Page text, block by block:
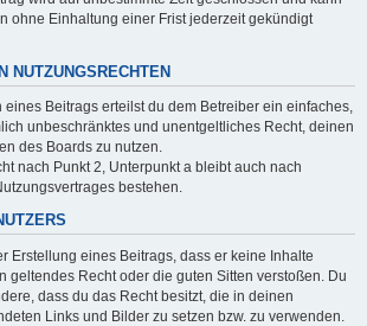
ohne Einhaltung einer Frist jederzeit gekündigt
NUTZUNGSRECHTEN
eines Beitrags erteilst du dem Betreiber ein einfaches,
unbeschränktes und unentgeltliches Recht, deinen
des Boards zu nutzen.
nach Punkt 2, Unterpunkt a bleibt auch nach
bestehen.
Erstellung eines Beitrags, dass er keine Inhalte
geltendes Recht oder die guten Sitten verstoßen. Du
dass du das Recht besitzt, die in deinen
Links und Bilder zu setzen bzw. zu verwenden.